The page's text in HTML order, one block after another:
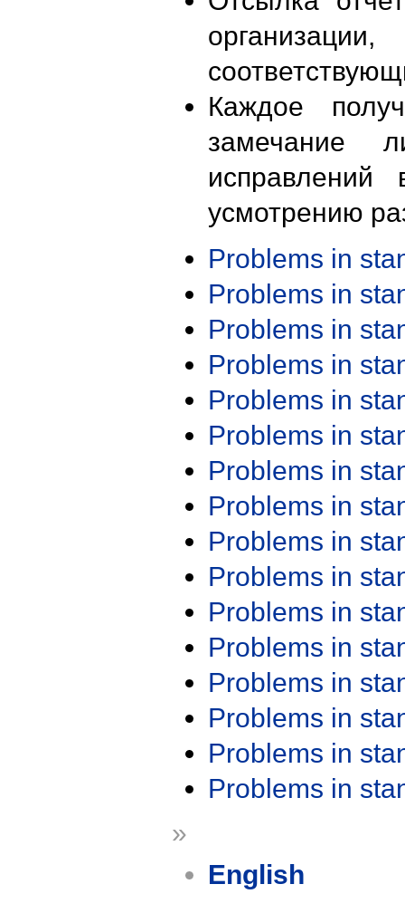
Каждое
замечание
исправлений
усмотрению
Problems in
Problems in
Problems in
Problems in
Problems in
Problems in
Problems in
Problems in
Problems in
Problems in
Problems in
Problems in
Problems in
Problems in
Problems in
Problems in
»
English